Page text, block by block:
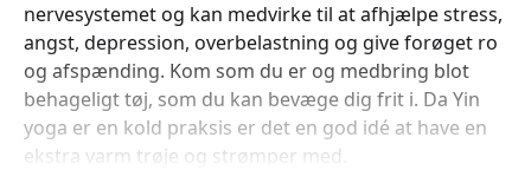
nervesystemet og kan medvirke til at afhjælpe stress,
angst, depression, overbelastning og give forøget ro
og afspænding. Kom som du er og medbring blot
behageligt tøj, som du kan bevæge dig frit i. Da Yin
yoga er en kold praksis er det en god idé at have en
ekstra varm trøje og strømper med.